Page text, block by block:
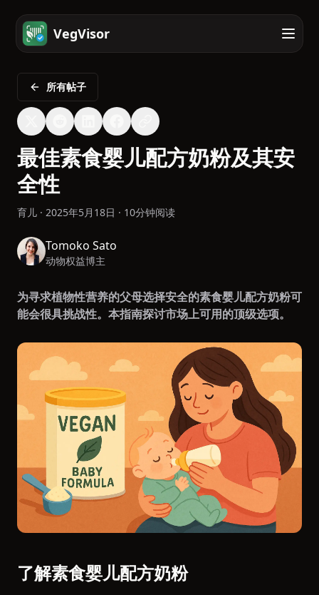
VegVisor
所有帖子
最佳素食婴儿配方奶粉及其安
全性
育儿 · 2025年5月18日 · 10分钟阅读
Tomoko Sato
动物权益博主
为寻求植物性营养的父母选择安全的素食婴儿配方奶粉可
能会很具挑战性。本指南探讨市场上可用的顶级选项。
了解素食婴儿配方奶粉